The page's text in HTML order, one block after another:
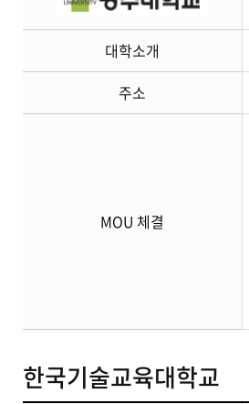
대학소개
주소
MOU 체결
한국기술교육대학교